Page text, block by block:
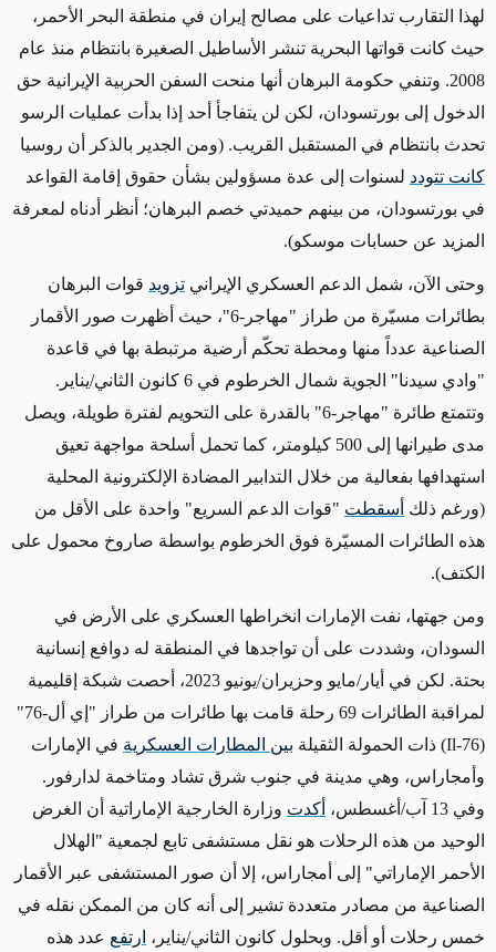
لهذا التقارب تداعيات على مصالح إيران في منطقة البحر الأحمر،
حيث كانت قواتها البحرية تنشر الأساطيل الصغيرة بانتظام منذ عام
2008. وتنفي حكومة البرهان أنها منحت السفن الحربية الإيرانية حق
الدخول إلى بورتسودان، لكن لن يتفاجأ أحد إذا بدأت عمليات الرسو
تحدث بانتظام في المستقبل القريب. (ومن الجدير بالذكر أن روسيا
كانت تتودد لسنوات إلى عدة مسؤولين بشأن حقوق إقامة القواعد
في بورتسودان، من بينهم حميدتي خصم البرهان؛ أنظر أدناه لمعرفة
المزيد عن حسابات موسكو).
وحتى الآن، شمل الدعم العسكري الإيراني تزويد قوات البرهان
بطائرات مسيّرة من طراز "مهاجر-6"، حيث أظهرت صور الأقمار
الصناعية عدداً منها ومحطة تحكّم أرضية مرتبطة بها في قاعدة
"وادي سيدنا" الجوية شمال الخرطوم في 6 كانون الثاني/يناير.
وتتمتع طائرة "مهاجر-6" بالقدرة على التحويم لفترة طويلة، ويصل
مدى طيرانها إلى 500 كيلومتر، كما تحمل أسلحة مواجهة تعيق
استهدافها بفعالية من خلال التدابير المضادة الإلكترونية المحلية
(ورغم ذلك أسقطت "قوات الدعم السريع" واحدة على الأقل من
هذه الطائرات المسيّرة فوق الخرطوم بواسطة صاروخ محمول على
الكتف).
ومن جهتها، نفت الإمارات انخراطها العسكري على الأرض في
السودان، وشددت على أن تواجدها في المنطقة له دوافع إنسانية
بحتة. لكن في أيار/مايو وحزيران/يونيو 2023، أحصت شبكة إقليمية
لمراقبة الطائرات 69 رحلة قامت بها طائرات من طراز "إي أل-76"
(Il-76) ذات الحمولة الثقيلة
بين المطارات العسكرية في الإمارات
وأمجاراس، وهي مدينة في جنوب شرق تشاد ومتاخمة لدارفور.
وفي 13 آب/أغسطس،
أكدت وزارة الخارجية الإماراتية أن الغرض
الوحيد من هذه الرحلات هو نقل مستشفى تابع لجمعية "الهلال
الأحمر الإماراتي" إلى أمجاراس، إلا أن صور المستشفى عبر الأقمار
الصناعية من مصادر متعددة تشير إلى أنه كان من الممكن نقله في
خمس رحلات أو أقل. وبحلول كانون الثاني/يناير، ارتفع عدد هذه